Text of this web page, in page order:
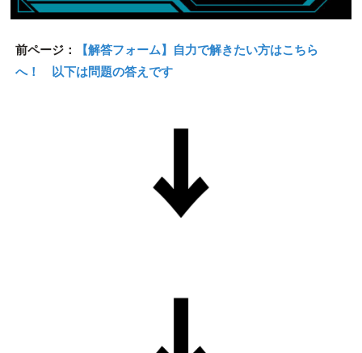
前ページ：
【解答フォーム】自力で解きたい方はこちら
へ！ 以下は問題の答えです